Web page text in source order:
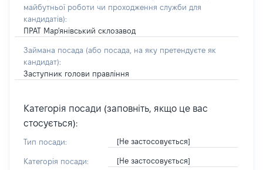
майбутньої роботи чи проходження служби для
кандидатів):
ПРАТ Мар'янівський склозавод
Займана посада (або посада, на яку претендуєте як
кандидат):
Заступник голови правління
Категорія посади (заповніть, якщо це вас
стосується):
Тип посади: [Не застосовується]
Категорія посади: [Не застосовується]